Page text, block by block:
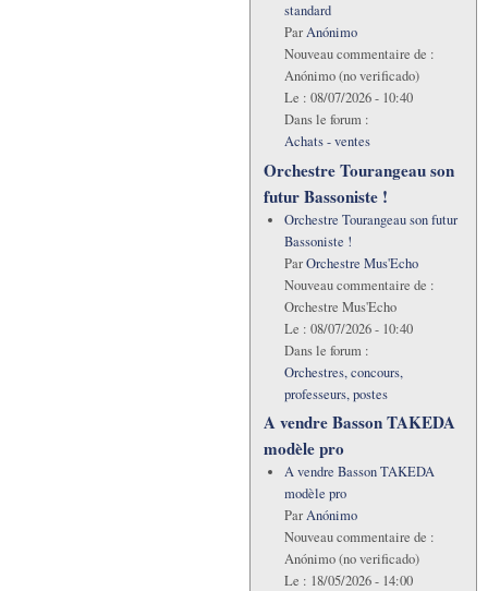
standard
ParAnónimo
Nouveau commentaire de :
Anónimo (no verificado)
Le : 08/07/2026 - 10:40
Dans le forum :
Achats - ventes
Orchestre Tourangeau son
futur Bassoniste !
Orchestre Tourangeau son futur
Bassoniste !
ParOrchestre Mus'Echo
Nouveau commentaire de :
Orchestre Mus'Echo
Le : 08/07/2026 - 10:40
Dans le forum :
Orchestres, concours,
professeurs, postes
A vendre Basson TAKEDA
modèle pro
A vendre Basson TAKEDA
modèle pro
ParAnónimo
Nouveau commentaire de :
Anónimo (no verificado)
Le : 18/05/2026 - 14:00